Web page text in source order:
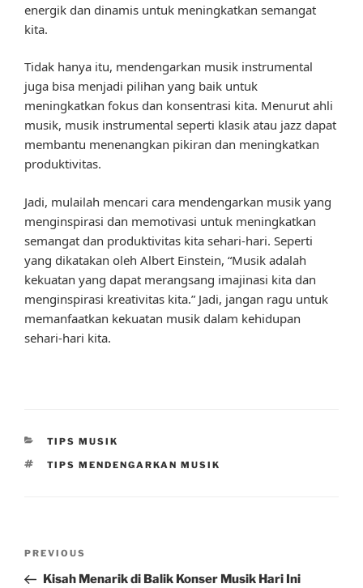
energik dan dinamis untuk meningkatkan semangat
kita.
Tidak hanya itu, mendengarkan musik instrumental
juga bisa menjadi pilihan yang baik untuk
meningkatkan fokus dan konsentrasi kita. Menurut ahli
musik, musik instrumental seperti klasik atau jazz dapat
membantu menenangkan pikiran dan meningkatkan
produktivitas.
Jadi, mulailah mencari cara mendengarkan musik yang
menginspirasi dan memotivasi untuk meningkatkan
semangat dan produktivitas kita sehari-hari. Seperti
yang dikatakan oleh Albert Einstein, “Musik adalah
kekuatan yang dapat merangsang imajinasi kita dan
menginspirasi kreativitas kita.” Jadi, jangan ragu untuk
memanfaatkan kekuatan musik dalam kehidupan
sehari-hari kita.
CATEGORIES
TIPS MUSIK
TAGS
TIPS MENDENGARKAN MUSIK
Previous
Post
PREVIOUS
Kisah Menarik di Balik Konser Musik Hari Ini